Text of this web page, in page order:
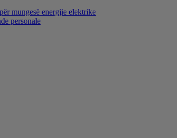
mungesë energjie elektrike
personale